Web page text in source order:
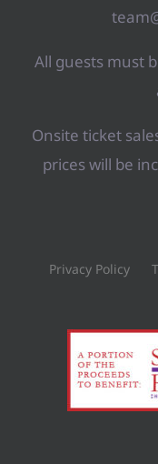
All guests must
Onsite ticket
prices will be
Privacy Policy